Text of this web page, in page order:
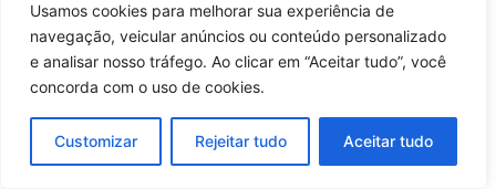
Usamos cookies para melhorar sua experiência de
navegação, veicular anúncios ou conteúdo personalizado
e analisar nosso tráfego. Ao clicar em “Aceitar tudo”, você
concorda com o uso de cookies.
Customizar Rejeitar tudo Aceitar tudo
Apostila Completa para Analista Legislativo em
Contabilidade – ALE RO 2026
Comprar produto